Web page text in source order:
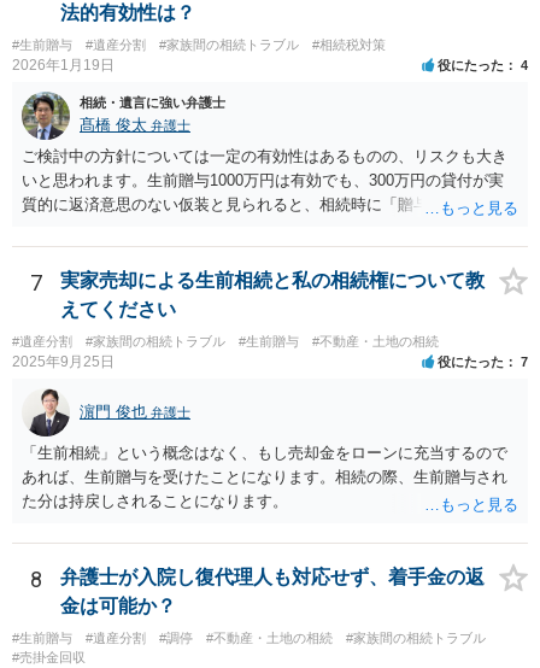
法的有効性は？
#生前贈与 #遺産分割 #家族間の相続トラブル #相続税対策
2026年1月19日 役にたった 4
相続・遺言に強い弁護士
髙橋 俊太 弁護士
ご検討中の方針については一定の有効性はあるものの、リスクも大き
いと思われます。生前贈与1000万円は有効でも、300万円の貸付が実
質的に返済意思のない仮装と見られると、相続時に「贈与」と評価さ
法として考えられるものとしては、 ①信託（家族信託・目的信託） 財
産を信託口に移し、受託者（信頼できる友人や専門職）に管理させ、
・生存中はあなたの生活費・介護費に優先充当 ・残余を友人や慈善団
体へ と使途を厳格に指定。相続ではなく信託帰属になるため、子の関
与を大きく排除できます。 ②遺言＋生命保険の組合せ 生活資金は手元
に残し、余剰資金で受取人を友人・団体にした保険を活用。保険金は
相続財産とは別枠で、遺留分対策にも有効と思われます。 ③負担付死
因贈与 「介護・見守り等を条件に、死亡時に財産を渡す」契約。条件
不履行なら無効にでき、老後の安心を担保できます。 ④ 寄附予約＋解
除条件 慈善団体への寄附を予約しつつ、資金不足時は解除できる条項
を設定。 などがあり得るかと思われます。
7
実家売却による生前相続と私の相続権について教
えてください
#遺産分割 #家族間の相続トラブル #生前贈与 #不動産・土地の相続
2025年9月25日 役にたった 7
濵門 俊也 弁護士
「生前相続」という概念はなく、もし売却金をローンに充当するので
あれば、生前贈与を受けたことになります。相続の際、生前贈与され
た分は持戻しされることになります。
8
弁護士が入院し復代理人も対応せず、着手金の返
金は可能か？
#生前贈与 #遺産分割 #調停 #不動産・土地の相続
#家族間の相続トラブル
#売掛金回収